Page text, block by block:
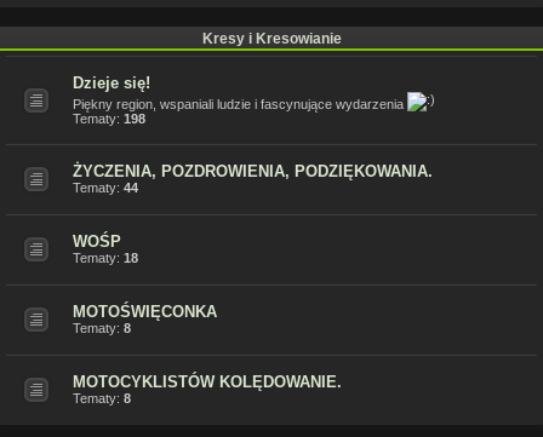
Kresy i Kresowianie
Dzieje się!
Piękny region, wspaniali ludzie i fascynujące wydarzenia
Tematy: 198
ŻYCZENIA, POZDROWIENIA, PODZIĘKOWANIA.
Tematy: 44
WOŚP
Tematy: 18
MOTOŚWIĘCONKA
Tematy: 8
MOTOCYKLISTÓW KOLĘDOWANIE.
Tematy: 8